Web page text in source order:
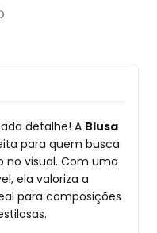
detalhe! A Blusa
para quem busca
visual. Com uma
ela valoriza a
para composições